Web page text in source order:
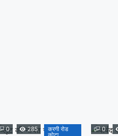
0 285
करगी रोड
कोटा
0